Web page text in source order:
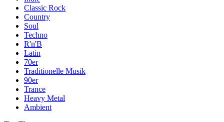
Classic Rock
Country
Soul
Techno
R'n'B
Latin
70er
Traditionelle Musik
90er
Trance
Heavy Metal
Ambient